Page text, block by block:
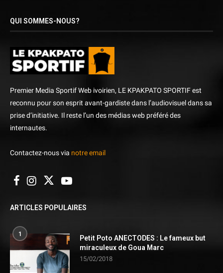
QUI SOMMES-NOUS?
Premier Media Sportif Web ivoirien, LE KPAKPATO SPORTIF est
reconnu pour son esprit avant-gardiste dans l’audiovisuel dans sa
prise d’initiative. Il reste l’un des médias web préféré des
internautes.
Contactez-nous via notre email
ARTICLES POPULAIRES
1
Petit Poto ANECTODES : Le fameux but
miraculeux de Goua Marc
15/02/2018